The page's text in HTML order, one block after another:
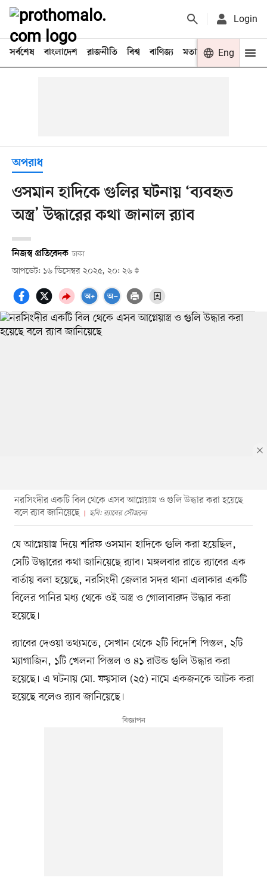
Login
সর্বশেষ বাংলাদেশ রাজনীতি বিশ্ব বাণিজ্য মতামত খেলা
Eng
অপরাধ
ওসমান হাদিকে গুলির ঘটনায় ‘ব্যবহৃত
অস্ত্র’ উদ্ধারের কথা জানাল র‌্যাব
নিজস্ব প্রতিবেদক ঢাকা
আপডেট: ১৬ ডিসেম্বর ২০২৫, ২০: ২৬
নরসিংদীর একটি বিল থেকে এসব আগ্নেয়াস্ত্র ও গুলি উদ্ধার করা হয়েছে
বলে র‌্যাব জানিয়েছে
ছবি: র‌্যাবের সৌজন্যে
যে আগ্নেয়াস্ত্র দিয়ে শরিফ ওসমান হাদিকে গুলি করা হয়েছিল,
সেটি উদ্ধারের কথা জানিয়েছে র‌্যাব। মঙ্গলবার রাতে র‌্যাবের এক
বার্তায় বলা হয়েছে, নরসিংদী জেলার সদর থানা এলাকার একটি
বিলের পানির মধ্য থেকে ওই অস্ত্র ও গোলাবারুদ উদ্ধার করা
হয়েছে।
র‌্যাবের দেওয়া তথ্যমতে, সেখান থেকে ২টি বিদেশি পিস্তল, ২টি
ম্যাগাজিন, ১টি খেলনা পিস্তল ও ৪১ রাউন্ড গুলি উদ্ধার করা
হয়েছে। এ ঘটনায় মো. ফয়সাল (২৫) নামে একজনকে আটক করা
হয়েছে বলেও র‌্যাব জানিয়েছে।